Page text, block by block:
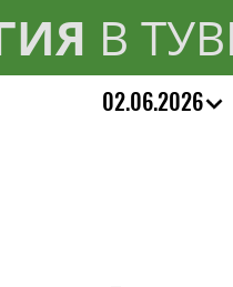
В
02.06.2026